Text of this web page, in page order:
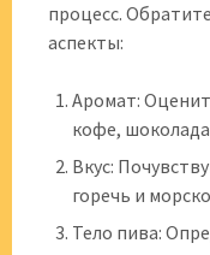
процесс.
аспекты:
Аромат:
кофе,
Вкус:
горечь и
Тело пива: